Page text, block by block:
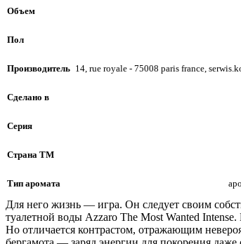
Объем
Пол
Производитель 14, rue royale - 75008 paris france,
Сделано в
Серия
Страна ТМ
Тип аромата
Для него жизнь — игра. Он следует своим
туалетной воды Azzaro The Most Wanted
Но отличается контрастом, отражающим